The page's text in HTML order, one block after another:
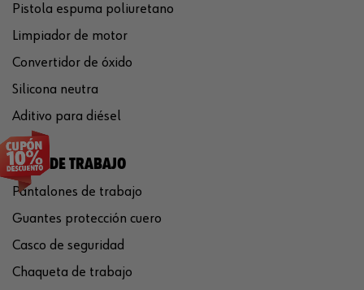
Pistola espuma poliuretano
Limpiador de motor
Convertidor de óxido
Silicona neutra
Aditivo para diésel
ROPA DE TRABAJO
Pantalones de trabajo
Guantes protección cuero
Casco de seguridad
Chaqueta de trabajo